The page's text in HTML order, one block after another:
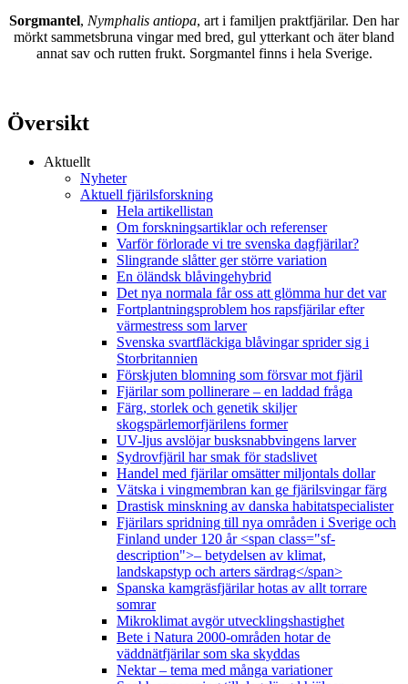
Sorgmantel, Nymphalis antiopa, art i familjen praktfjärilar. Den har
mörkt sammetsbruna vingar med bred, gul ytterkant och äter bland
annat sav och rutten frukt. Sorgmantel finns i hela Sverige.
Översikt
Aktuellt
Nyheter
Aktuell fjärilsforskning
Hela artikellistan
Om forskningsartiklar och referenser
Varför förlorade vi tre svenska dagfjärilar?
Slingrande slåtter ger större variation
En öländsk blåvingehybrid
Det nya normala får oss att glömma hur det var
Fortplantningsproblem hos rapsfjärilar efter
värmestress som larver
Svenska svartfläckiga blåvingar sprider sig i
Storbritannien
Förskjuten blomning som försvar mot fjäril
Fjärilar som pollinerare – en laddad fråga
Färg, storlek och genetik skiljer
skogspärlemorfjärilens former
UV-ljus avslöjar busksnabbvingens larver
Sydrovfjäril har smak för stadslivet
Handel med fjärilar omsätter miljontals dollar
Vätska i vingmembran kan ge fjärilsvingar färg
Drastisk minskning av danska habitatspecialister
Fjärilars spridning till nya områden i Sverige och
Finland under 120 år <span class="sf-
description">– betydelsen av klimat,
landskapstyp och arters särdrag</span>
Spanska kamgräsfjärilar hotas av allt torrare
somrar
Mikroklimat avgör utvecklingshastighet
Bete i Natura 2000-områden hotar de
väddnätfjärilar som ska skyddas
Nektar – tema med många variationer